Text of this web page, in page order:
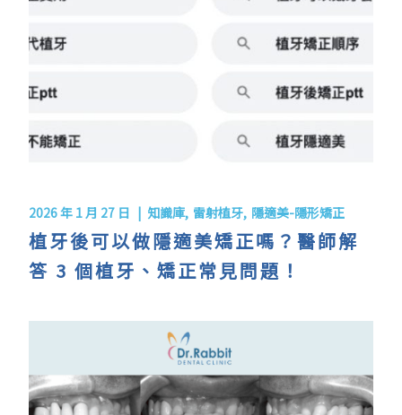
2026 年 1 月 27 日 知識庫 雷射植牙 隱適美-隱形矯正
植牙後可以做隱適美矯正嗎？醫師解
答 3 個植牙、矯正常見問題！